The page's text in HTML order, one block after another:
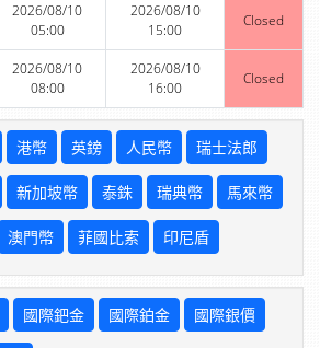
2026/08/10
05:00
2026/08/10
15:00
Closed
2026/08/10
08:00
2026/08/10
16:00
Closed
港幣 英鎊 人民幣 瑞士法郎
新加坡幣 泰銖 瑞典幣 馬來幣
澳門幣 菲國比索 印尼盾
國際鈀金 國際鉑金 國際銀價